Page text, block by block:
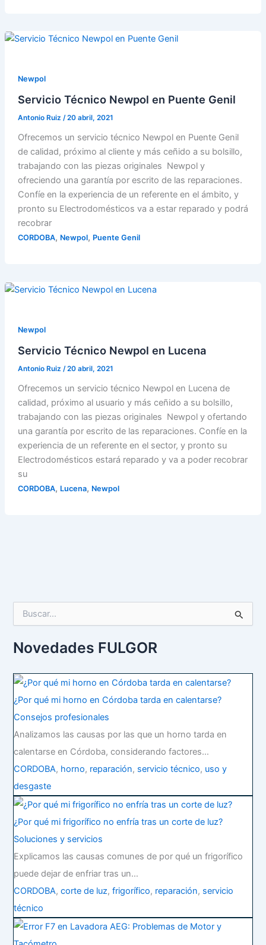
Newpol
Servicio Técnico Newpol en Puente Genil
Antonio Ruiz /20 abril, 2021
Ofrecemos un servicio técnico Newpol en Puente Genil
de calidad, próximo al cliente y más ceñido a su bolsillo,
trabajando con las piezas originales Newpol y
ofreciendo una garantía por escrito de las reparaciones.
Confíe en la experiencia de un referente en el ámbito, y
pronto su Electrodomésticos va a estar reparado y podrá
recobrar
CORDOBA, Newpol, Puente Genil
Newpol
Servicio Técnico Newpol en Lucena
Antonio Ruiz /20 abril, 2021
Ofrecemos un servicio técnico Newpol en Lucena de
calidad, próximo al usuario y más ceñido a su bolsillo,
trabajando con las piezas originales Newpol y ofertando
una garantía por escrito de las reparaciones. Confíe en la
experiencia de un referente en el sector, y pronto su
Electrodomésticos estará reparado y va a poder recobrar
su
CORDOBA, Lucena, Newpol
c
a
p
r
:
Novedades FULGOR
¿Por qué mi horno en Córdoba tarda en calentarse?
Consejos profesionales
Analizamos las causas por las que un horno tarda en
calentarse en Córdoba, considerando factores…
CORDOBA, horno, reparación, servicio técnico, uso y
desgaste
¿Por qué mi frigorífico no enfría tras un corte de luz?
Soluciones y servicios
Explicamos las causas comunes de por qué un frigorífico
puede dejar de enfriar tras un…
CORDOBA,corte de luz,frigorífico, reparación, servicio
técnico